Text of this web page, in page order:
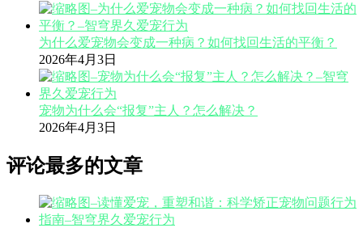
为什么爱宠物会变成一种病？如何找回生活的平衡？
2026年4月3日
宠物为什么会“报复”主人？怎么解决？
2026年4月3日
评论最多的文章